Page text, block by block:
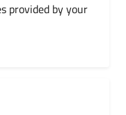
provided by your